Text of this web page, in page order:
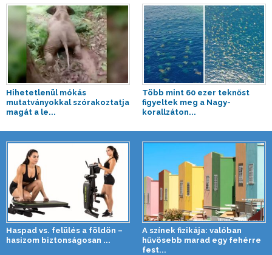
Hihetetlenül mókás
mutatványokkal szórakoztatja
magát a le...
Több mint 60 ezer teknőst
figyeltek meg a Nagy-
korallzáton...
Haspad vs. felülés a földön –
hasizom biztonságosan ...
A színek fizikája: valóban
hűvösebb marad egy fehérre
fest...